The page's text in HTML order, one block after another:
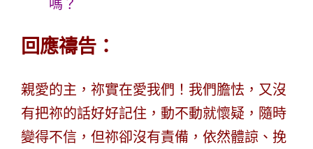
嗎？
回應禱告：
親愛的主，祢實在愛我們！我們膽怯，又沒
有把祢的話好好記住，動不動就懷疑，隨時
變得不信，但祢卻沒有責備，依然體諒、挽